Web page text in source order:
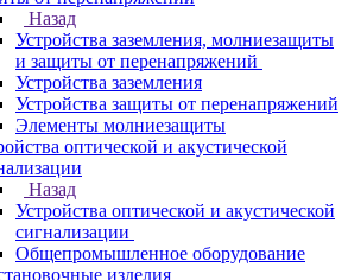
Назад
Устройства заземления, молниезащиты
и защиты от перенапряжений
Устройства заземления
Устройства защиты от перенапряжений
Элементы молниезащиты
оптической и акустической
Назад
Устройства оптической и акустической
сигнализации
Общепромышленное оборудование
изделия